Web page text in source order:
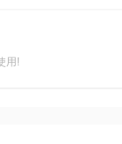
用!